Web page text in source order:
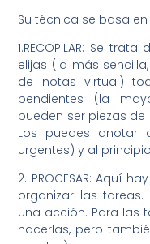
Su técnica se basa
1.RECOPILAR: Se
elijas (la más
de notas virtual)
pendientes (la
pueden ser piezas
Los puedes
urgentes) y al
2. PROCESAR: Aquí
organizar las
una acción. Para las
hacerlas, pero